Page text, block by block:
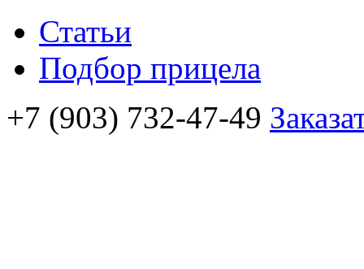
Статьи
Подбор прицела
+7 (903) 732-47-49